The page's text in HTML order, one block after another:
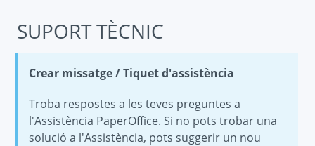
SUPORT TÈCNIC
Crear missatge / Tiquet d'assistència
Troba respostes a les teves preguntes a
l'Assistència PaperOffice. Si no pots trobar una
solució a l'Assistència, pots suggerir un nou